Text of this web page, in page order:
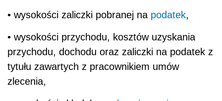
• wysokości zaliczki pobranej na podatek,
• wysokości przychodu, kosztów uzyskania
przychodu, dochodu oraz zaliczki na podatek z
tytułu zawartych z pracownikiem umów
zlecenia,